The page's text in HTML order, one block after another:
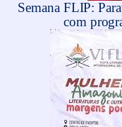
Semana FLIP:
com